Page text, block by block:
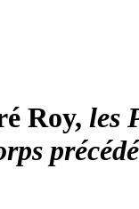
Roy, les
précédé